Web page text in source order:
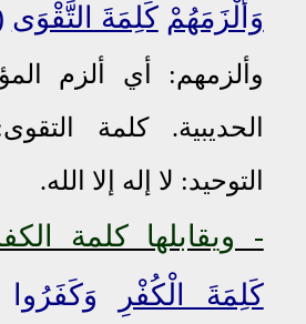
وَأَلْزَمَهُمْ كَلِمَةَ التَّقْوَى
وألزمهم: أي ألزم
الحديبية. كلمة
التوحيد: لا إله إلا الله.
- ويقابلها كلمة
كَلِمَةَ الْكُفْرِ